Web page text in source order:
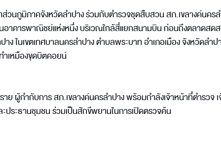
นภูมิภาคจังหวัดลำปาง ร่วมกับตำรวจชุดสืบสวน สภ.เขลางค์นคร
อาคารพาณิชย์แห่งหนึ่ง บริเวณใกล้สี่แยกสนามบิน ก่อนถึงตลาดสด
ง ในเขตเทศบาลนครลำปาง ตำบลพระบาท อำเภอเมือง จังหวัดลำป
เหมืองขุดบิตคอยน์
ผู้กำกับการ สภ.เขลางค์นครลำปาง พร้อมกำลังเจ้าหน้าที่ตำรวจ เ
ประธานชุมชน ร่วมเป็นสักขีพยานในการเปิดตรวจค้น